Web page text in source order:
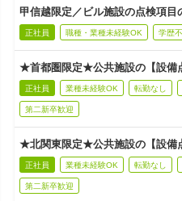
甲信越限定／ビル施設の点検項目
正社員 職種・業種未経験OK 学歴
★首都圏限定★公共施設の【設備
正社員 業種未経験OK 転勤なし
第二新卒歓迎
★北関東限定★公共施設の【設備
正社員 業種未経験OK 転勤なし
第二新卒歓迎